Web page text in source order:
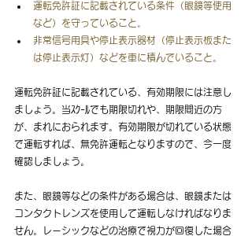
運転免許証に記載されている条件（眼鏡等使用
など）を守っていること。
非常信号用具や停止表示器材（停止表示板また
は停止表示灯）などを車に積んでいること。
運転免許証に記載されている、有効期限には注意し
ましょう。当ｽｸｰﾙでも期限切れや、期限間近の方
が、まれにおられます。有効期限が切れている状態
で運転すれば、無免許運転となりますので、今一度
確認しましょう。
また、眼鏡等などの条件がある場合は、眼鏡または
コンタクトレンズを使用して運転しなければなりま
せん。レーシックなどの治療で視力が回復した場合